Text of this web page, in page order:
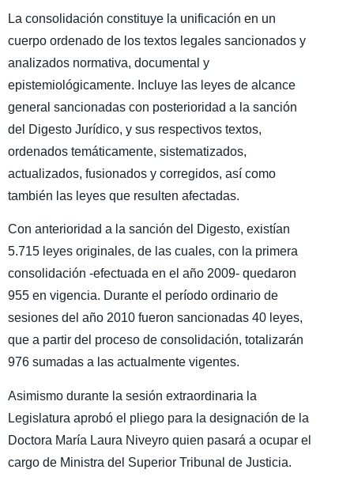
La consolidación constituye la unificación en un
cuerpo ordenado de los textos legales sancionados y
analizados normativa, documental y
epistemiológicamente. Incluye las leyes de alcance
general sancionadas con posterioridad a la sanción
del Digesto Jurídico, y sus respectivos textos,
ordenados temáticamente, sistematizados,
actualizados, fusionados y corregidos, así como
también las leyes que resulten afectadas.
Con anterioridad a la sanción del Digesto, existían
5.715 leyes originales, de las cuales, con la primera
consolidación -efectuada en el año 2009- quedaron
955 en vigencia. Durante el período ordinario de
sesiones del año 2010 fueron sancionadas 40 leyes,
que a partir del proceso de consolidación, totalizarán
976 sumadas a las actualmente vigentes.
Asimismo durante la sesión extraordinaria la
Legislatura aprobó el pliego para la designación de la
Doctora María Laura Niveyro quien pasará a ocupar el
cargo de Ministra del Superior Tribunal de Justicia.